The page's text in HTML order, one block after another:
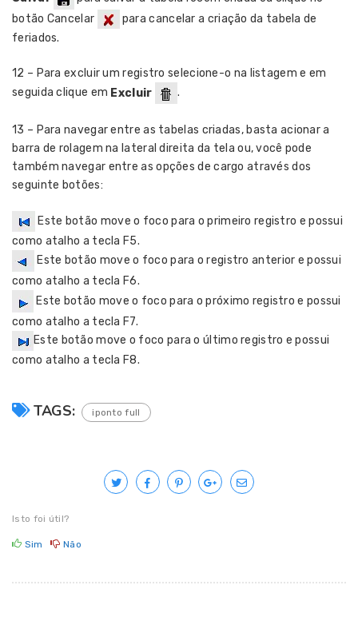
botão Cancelar
para cancelar a criação da tabela de
feriados.
12 – Para excluir um registro selecione-o na listagem e em
seguida clique em Excluir .
13 – Para navegar entre as tabelas criadas, basta acionar a
barra de rolagem na lateral direita da tela ou, você pode
também navegar entre as opções de cargo através dos
seguinte botões:
Este botão move o foco para o primeiro registro e possui
como atalho a tecla F5.
Este botão move o foco para o registro anterior e possui
como atalho a tecla F6.
Este botão move o foco para o próximo registro e possui
como atalho a tecla F7.
Este botão move o foco para o último registro e possui
como atalho a tecla F8.
TAGS: iponto full
Isto foi útil?
Sim Não